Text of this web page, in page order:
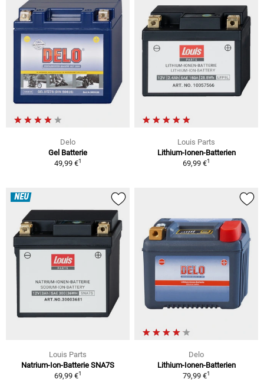
Delo
Gel Batterie
49,99 €1
Louis Parts
Lithium-Ionen-Batterien
69,99 €1
NEU
Louis Parts
Natrium-Ion-Batterie SNA7S
69,99 €1
Delo
Lithium-Ionen-Batterien
79,99 €1